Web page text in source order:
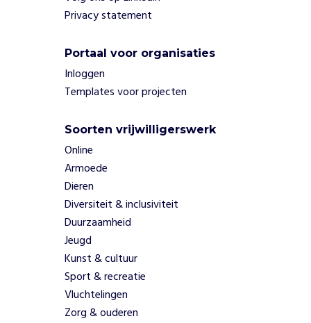
Privacy statement
Portaal voor organisaties
Inloggen
Templates voor projecten
Soorten vrijwilligerswerk
Online
Armoede
Dieren
Diversiteit & inclusiviteit
Duurzaamheid
Jeugd
Kunst & cultuur
Sport & recreatie
Vluchtelingen
Zorg & ouderen